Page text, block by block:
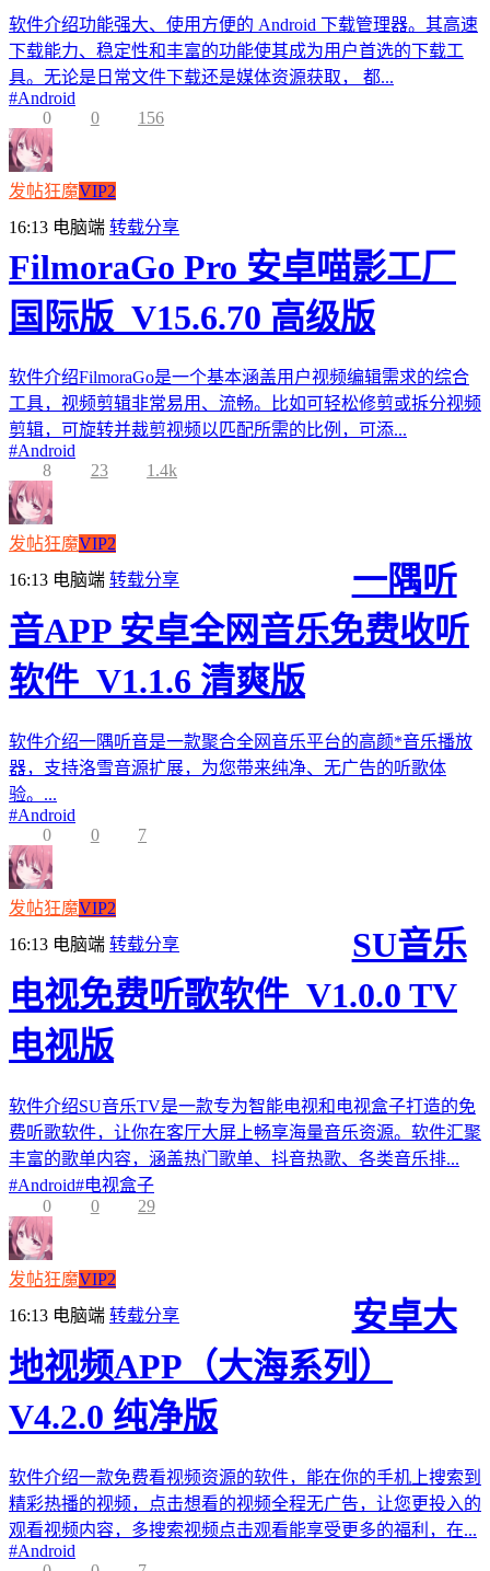
软件介绍功能强大、使用方便的 Android 下载管理器。其高速
下载能力、稳定性和丰富的功能使其成为用户首选的下载工
具。无论是日常文件下载还是媒体资源获取， 都...
#Android
0
0 156
发帖狂魔VIP2
16:13 电脑端 转载分享
FilmoraGo Pro 安卓喵影工厂
国际版_V15.6.70 高级版
软件介绍FilmoraGo是一个基本涵盖用户视频编辑需求的综合
工具，视频剪辑非常易用、流畅。比如可轻松修剪或拆分视频
剪辑，可旋转并裁剪视频以匹配所需的比例，可添...
#Android
8
23 1.4k
发帖狂魔VIP2
16:13 电脑端 转载分享
一隅听
音APP 安卓全网音乐免费收听
软件_V1.1.6 清爽版
软件介绍一隅听音是一款聚合全网音乐平台的高颜*音乐播放
器，支持洛雪音源扩展，为您带来纯净、无广告的听歌体
验。...
#Android
0
0 7
发帖狂魔VIP2
16:13 电脑端 转载分享
SU音乐
电视免费听歌软件_V1.0.0 TV
电视版
软件介绍SU音乐TV是一款专为智能电视和电视盒子打造的免
费听歌软件，让你在客厅大屏上畅享海量音乐资源。软件汇聚
丰富的歌单内容，涵盖热门歌单、抖音热歌、各类音乐排...
#Android#电视盒子
0
0 29
发帖狂魔VIP2
16:13 电脑端 转载分享
安卓大
地视频APP（大海系列）
V4.2.0 纯净版
软件介绍一款免费看视频资源的软件，能在你的手机上搜索到
精彩热播的视频，点击想看的视频全程无广告，让您更投入的
观看视频内容，多搜索视频点击观看能享受更多的福利，在...
#Android